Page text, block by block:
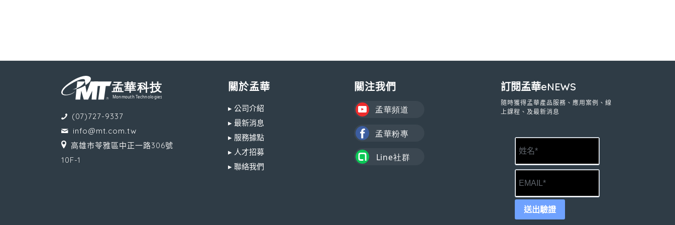
(07)727-9337
info@mt.com.tw
高雄市苓雅區中正一路306號
10F-1
關於孟華
▸ 公司介紹
▸ 最新消息
▸ 服務據點
▸ 人才招募
▸ 聯絡我們
關注我們 訂閱孟華eNEWS
隨時獲得孟華產品服務、應用案例、線
上課程、及最新消息
送出驗證